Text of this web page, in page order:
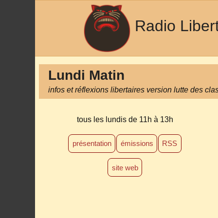
Radio
Lundi Matin
infos et réflexions libertaires version lutte des
tous les lundisde 11h à 13h
présentation émissions RSS
site web